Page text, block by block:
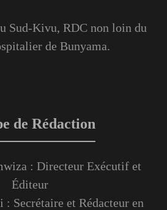
Sud-Kivu, RDC non loin du
de Bunyama.
de Rédaction
: Directeur Exécutif et
Éditeur
: Secrétaire et Rédacteur en